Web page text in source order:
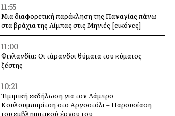
11:55
Μια διαφορετική παράκληση της Παναγίας πάνω
στα βράχια της Λίμπας στις Μηνιές [εικόνες]
11:00
Φινλανδία: Οι τάρανδοι θύματα του κύματος
ζέστης
10:21
Τιμητική εκδήλωση για τον Λάμπρο
Κουλουμπαρίτση στο Αργοστόλι – Παρουσίαση
του εμβληματικού έργου του